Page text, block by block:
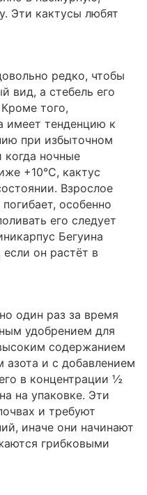
Эти кактусы любят
редко, чтобы
вид, а стебель его
того,
имеет тенденцию к
при избыточном
когда ночные
+10°C, кактус
Взрослое
особенно
его следует
Бегуина
он растёт в
один раз за время
удобрением для
содержанием
и с добавлением
в концентрации ½
на упаковке. Эти
и требуют
иначе они начинают
грибковыми